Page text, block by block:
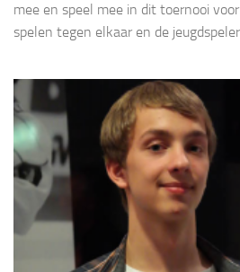
mee en speel mee in dit toernooi
spelen tegen elkaar en de